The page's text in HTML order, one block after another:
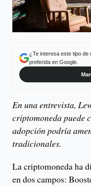
¿Te interesa este tipo de
preferida en Google.
En una entrevista,
criptomoneda puede
adopción podría
tradicionales.
La criptomoneda ha
en dos campos: